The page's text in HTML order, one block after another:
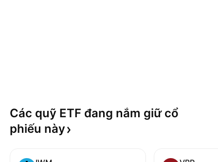
Các quỹ ETF đang nắm giữ cổ
phiếu này